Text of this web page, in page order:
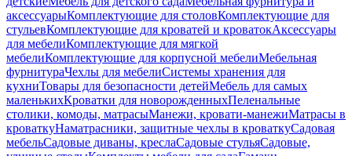
аксессуарыКомплектующие для столовКомплектующие для
стульевКомплектующие для кроватей и кроватокАксессуары
для мебелиКомплектующие для мягкой
мебелиКомплектующие для корпусной мебелиМебельная
фурнитураЧехлы для мебелиСистемы хранения для
кухниТовары для безопасности детейМебель для самых
маленькихКроватки для новорожденныхПеленальные
столики, комоды, матрасыМанежи, кровати-манежиМатрасы в
кроваткуНаматрасники, защитные чехлы в кроваткуСадовая
мебельСадовые диваны, креслаСадовые стульяСадовые,